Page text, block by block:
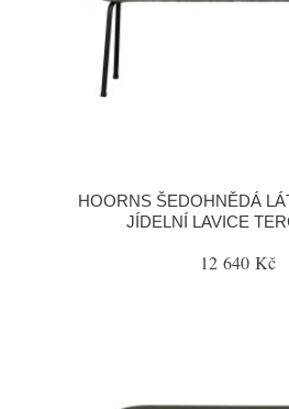
HOORNS ŠEDOHNĚDÁ
JÍDELNÍ LAVICE
12 640 Kč